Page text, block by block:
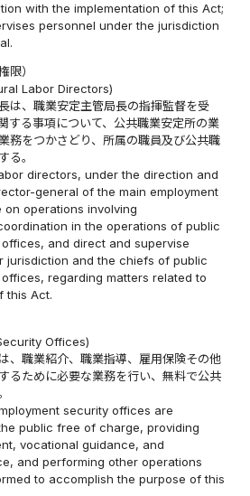
with the implementation of this Act;
personnel under the jurisdiction
限）
Labor Directors)
は、職業安定主管局長の指揮監督を受
する事項について、公共職業安定所の業
務をつかさどり、所属の職員及び公共職
る。
directors, under the direction and
general of the main employment
operations involving
in the operations of public
and direct and supervise
jurisdiction and the chiefs of public
regarding matters related to
this Act.
Offices)
、職業紹介、職業指導、雇用保険その他
るために必要な業務を行い、無料で公共
security offices are
public free of charge, providing
vocational guidance, and
and performing other operations
to accomplish the purpose of this